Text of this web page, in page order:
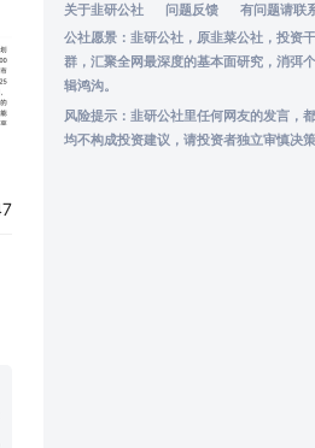
关于韭研公社
问题反馈 有问题请联
公社愿景：韭研公社，原韭菜公社，投资
群，汇聚全网最深度的基本面研究，消弭
辑鸿沟。
风险提示：韭研公社里任何网友的发言，
均不构成投资建议，请投资者独立审慎决策